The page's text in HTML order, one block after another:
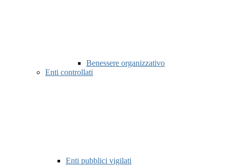
Benessere organizzativo
Enti controllati
Enti pubblici vigilati